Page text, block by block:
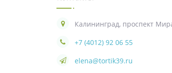
Калининград, проспект
+7 (4012) 92 06 55
elena@tortik39.ru